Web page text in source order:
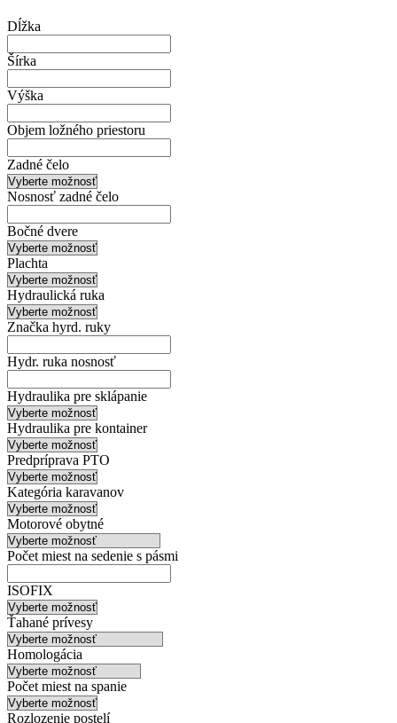
Dĺžka
Šírka
Výška
Objem ložného priestoru
Zadné čelo
Nosnosť zadné čelo
Bočné dvere
Plachta
Hydraulická ruka
Značka hyrd. ruky
Hydr. ruka nosnosť
Hydraulika pre sklápanie
Hydraulika pre kontainer
Predpríprava PTO
Kategória karavanov
Motorové obytné
Počet miest na sedenie s pásmi
ISOFIX
Ťahané prívesy
Homologácia
Počet miest na spanie
Rozlozenie postelí